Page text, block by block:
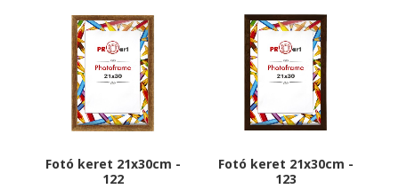
Fotó keret 21x30cm -
122
Fotó keret 21x30cm -
123